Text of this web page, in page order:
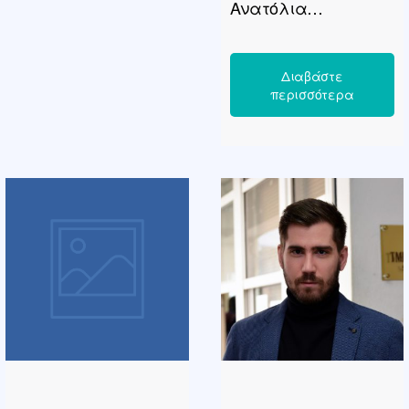
Ανατόλια
κάτοχος Πτυχίου
Νομικής και
Μεταπτυχιακού
Δικονομικό και
Εργατικό Δίκαιο,
ΑΠΘ.
Άσκησε δικηγορία
επί πέντε έτη και
στη συνέχεια
διορίστηκε μέσω
ΑΣΕΠ στο π.ΙΚΑ, όπου